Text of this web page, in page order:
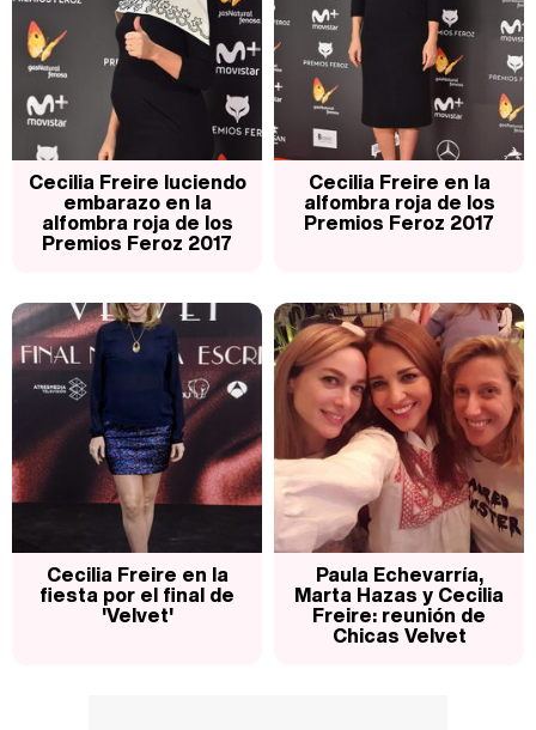
Cecilia Freire luciendo
embarazo en la
alfombra roja de los
Premios Feroz 2017
Cecilia Freire en la
alfombra roja de los
Premios Feroz 2017
Cecilia Freire en la
fiesta por el final de
'Velvet'
Paula Echevarría,
Marta Hazas y Cecilia
Freire: reunión de
Chicas Velvet